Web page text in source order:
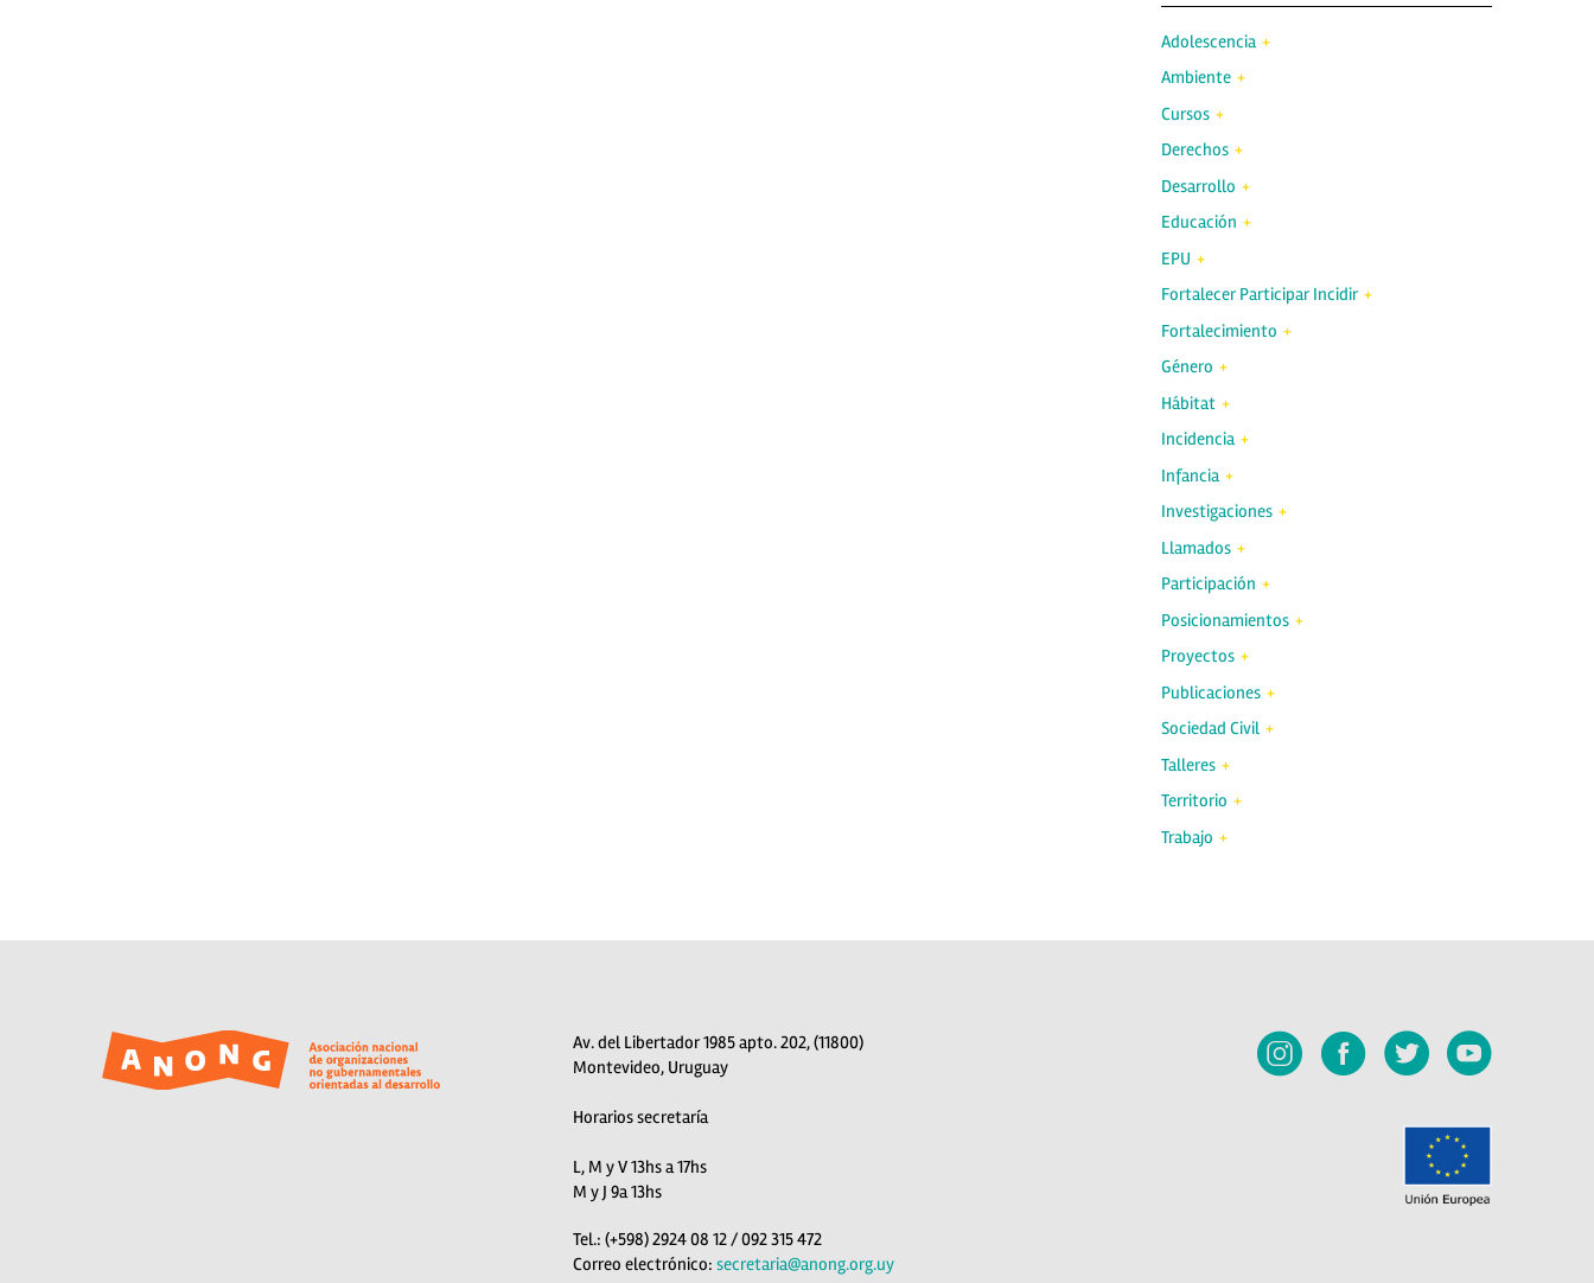
Adolescencia
Ambiente
Cursos
Derechos
Desarrollo
Educación
EPU
Fortalecer Participar Incidir
Fortalecimiento
Género
Hábitat
Incidencia
Infancia
Investigaciones
Llamados
Participación
Posicionamientos
Proyectos
Publicaciones
Sociedad Civil
Talleres
Territorio
Trabajo
Av. del Libertador 1985 apto. 202, (11800)
Montevideo, Uruguay
Horarios secretaría
L, M y V 13hs a 17hs
M y J 9a 13hs
Tel.: (+598) 2924 08 12 / 092 315 472
Correo electrónico: secretaria@anong.org.uy